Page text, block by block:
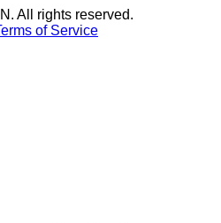
All rights reserved.
of Service